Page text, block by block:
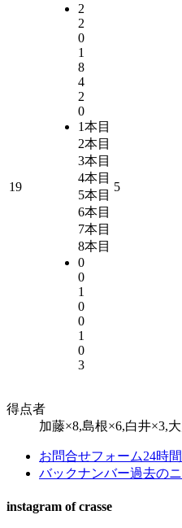
19
2
2
0
1
8
4
2
0
1本目
2本目
3本目
4本目
5本目
6本目
7本目
8本目
0
0
1
0
0
1
0
3
5
得点者
加藤×8,島根×6,白井×3,
お問合せフォーム24時
バックナンバー過去の
instagram of crasse